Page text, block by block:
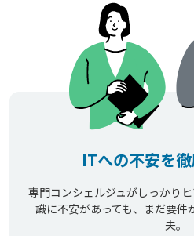
ITへの不安を
専門コンシェルジュがしっかり
識に不安があっても、まだ要件
夫。